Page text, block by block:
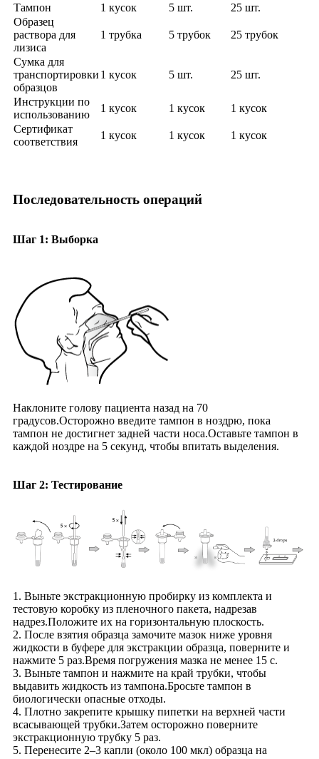
Тампон
1 кусок 5 шт.
25 шт.
Образец
раствора для
лизиса
1 трубка 5 трубок 25 трубок
Сумка для
транспортировки
образцов
1 кусок 5 шт. 25 шт.
Инструкции по
использованию
1 кусок 1 кусок
1 кусок
Сертификат
соответствия
1 кусок 1 кусок 1 кусок
Последовательность операций
Шаг 1: Выборка
Наклоните голову пациента назад на 70
градусов.Осторожно введите тампон в ноздрю, пока
тампон не достигнет задней части носа.Оставьте тампон в
каждой ноздре на 5 секунд, чтобы впитать выделения.
Шаг 2: Тестирование
1. Выньте экстракционную пробирку из комплекта и
тестовую коробку из пленочного пакета, надрезав
надрез.Положите их на горизонтальную плоскость.
2. После взятия образца замочите мазок ниже уровня
жидкости в буфере для экстракции образца, поверните и
нажмите 5 раз.Время погружения мазка не менее 15 с.
3. Выньте тампон и нажмите на край трубки, чтобы
выдавить жидкость из тампона.Бросьте тампон в
биологически опасные отходы.
4. Плотно закрепите крышку пипетки на верхней части
всасывающей трубки.Затем осторожно поверните
экстракционную трубку 5 раз.
5. Перенесите 2–3 капли (около 100 мкл) образца на